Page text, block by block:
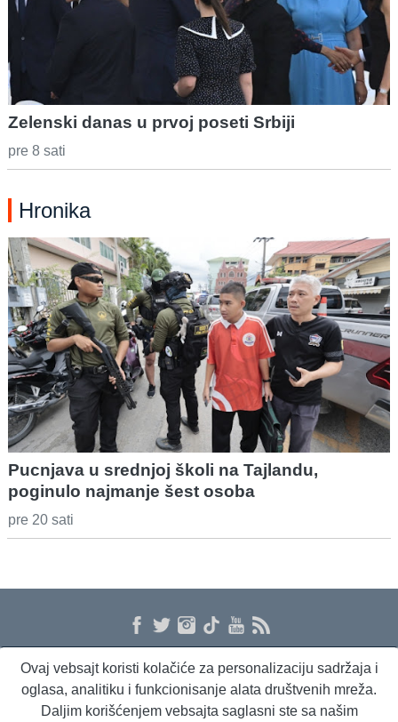
Zelenski danas u prvoj poseti Srbiji
pre 8 sati
Hronika
Pucnjava u srednjoj školi na Tajlandu,
poginulo najmanje šest osoba
pre 20 sati
O nama Proizvodi i usluge Politika privatnosti Kontakt RSS
Ovaj vebsajt koristi kolačiće za personalizaciju sadržaja i
oglasa, analitiku i funkcionisanje alata društvenih mreža.
Daljim korišćenjem vebsajta saglasni ste sa našim